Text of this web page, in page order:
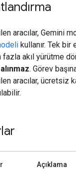
aracılar, Gemini
kullanır. Tek
fazla akıl yürütme
alınmaz. Görev
aracılar, ücretsiz
Açıklama